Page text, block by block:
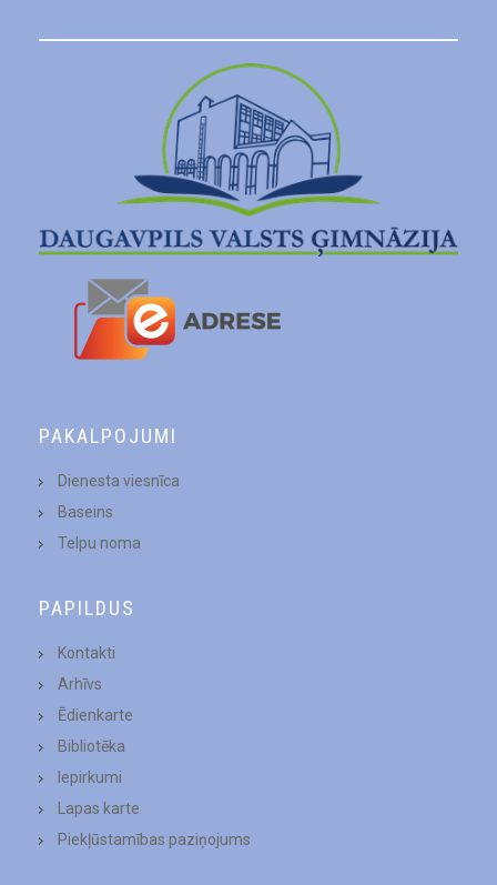
PAKALPOJUMI
Dienesta viesnīca
Baseins
Telpu noma
PAPILDUS
Kontakti
Arhīvs
Ēdienkarte
Bibliotēka
Iepirkumi
Lapas karte
Piekļūstamības paziņojums